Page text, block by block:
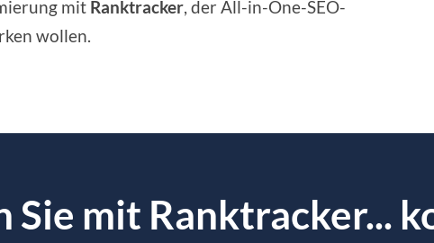
mit Ranktracker, der All-in-One-SEO-
wollen.
Sie mit Ranktracker...